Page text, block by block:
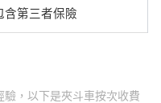
含第三者保險
，以下是夾斗車按次收費